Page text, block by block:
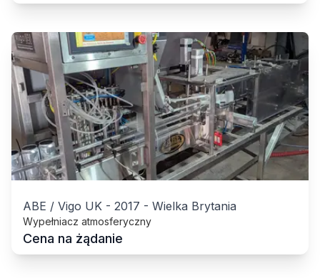
ABE / Vigo UK - 2017 - Wielka Brytania
Wypełniacz atmosferyczny
Cena na żądanie